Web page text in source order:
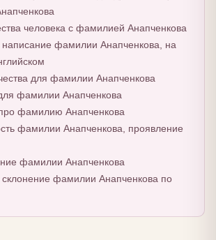
человека с фамилией Анапченкова
фамилии Анапченкова, на
для фамилии Анапченкова
фамилии Анапченкова
фамилию Анапченкова
фамилии Анапченкова, проявление
фамилии Анапченкова
фамилии Анапченкова по